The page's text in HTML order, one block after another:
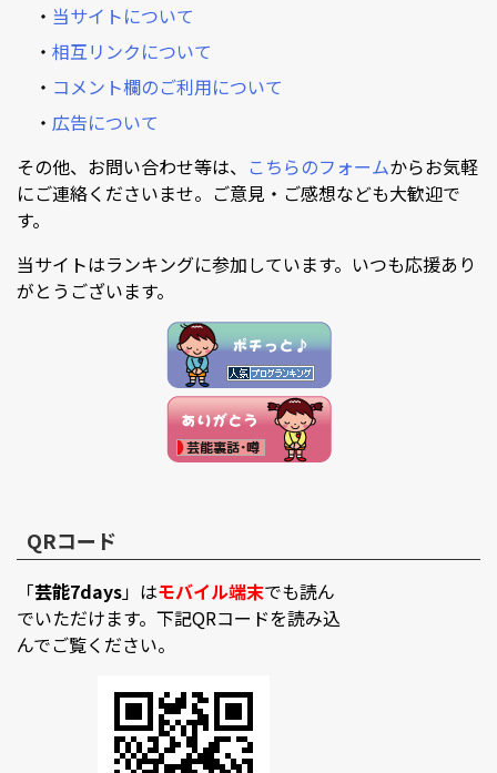
・ 当サイトについて
・ 相互リンクについて
・ コメント欄のご利用について
・ 広告について
その他、お問い合わせ等は、 こちらのフォームからお気軽
にご連絡くださいませ。ご意見・ご感想なども大歓迎で
す。
当サイトはランキングに参加しています。いつも応援あり
がとうございます。
QRコード
「芸能7days」はモバイル端末でも読ん
でいただけます。下記QRコードを読み込
んでご覧ください。